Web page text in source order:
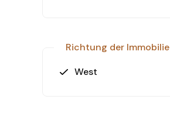
Richtung der Immobilie
West